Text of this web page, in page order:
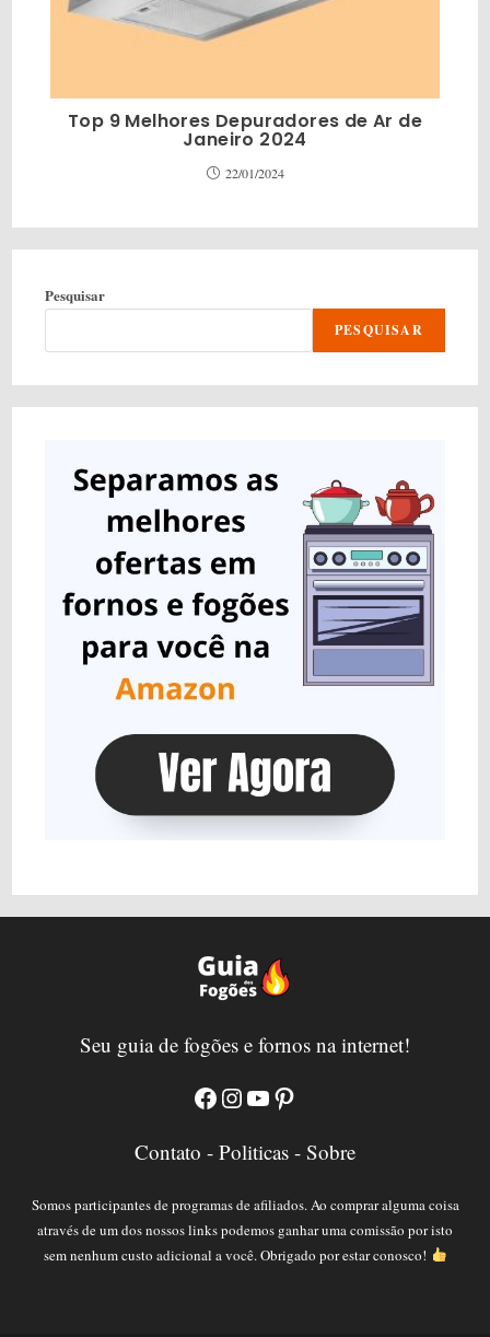
Top 9 Melhores Depuradores de Ar de
Janeiro 2024
22/01/2024
Pesquisar
PESQUISAR
Seu guia de fogões e fornos na internet!
FacebookInstagram
YouTubePinterest
Contato - Politicas - Sobre
Somos participantes de programas de afiliados. Ao comprar alguma coisa
através de um dos nossos links podemos ganhar uma comissão por isto
sem nenhum custo adicional a você. Obrigado por estar conosco!